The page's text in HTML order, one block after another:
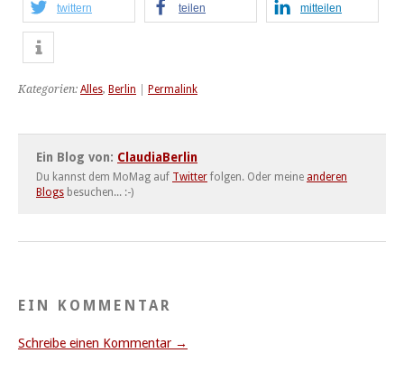
twittern teilen mitteilen
Kategorien: Alles, Berlin Permalink
Ein Blog von: ClaudiaBerlin
Du kannst dem MoMag auf Twitter folgen. Oder meine anderen
Blogs besuchen... :-)
EIN KOMMENTAR
Schreibe einen Kommentar →